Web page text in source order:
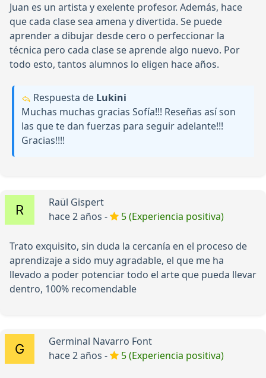
Juan es un artista y exelente profesor. Además, hace
que cada clase sea amena y divertida. Se puede
aprender a dibujar desde cero o perfeccionar la
técnica pero cada clase se aprende algo nuevo. Por
todo esto, tantos alumnos lo eligen hace años.
Respuesta de Lukini
Muchas muchas gracias Sofía!!! Reseñas así son
las que te dan fuerzas para seguir adelante!!!
Gracias!!!!
Raül Gispert
hace 2 años -
5 (Experiencia positiva)
Trato exquisito, sin duda la cercanía en el proceso de
aprendizaje a sido muy agradable, el que me ha
llevado a poder potenciar todo el arte que pueda llevar
dentro, 100% recomendable
Germinal Navarro Font
hace 2 años -
5 (Experiencia positiva)